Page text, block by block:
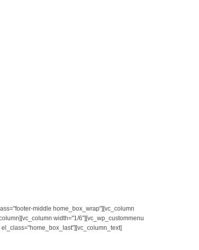
middle home_box_wrap"][vc_column
width="1/6"][vc_wp_custommenu